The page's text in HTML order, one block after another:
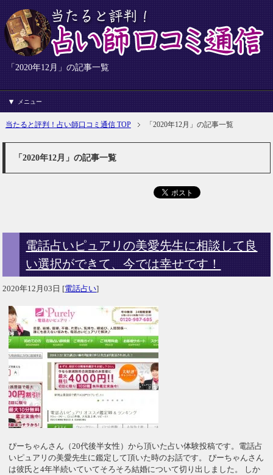
「2020年12月」の記事一覧
メニュー
当たると評判！占い師口コミ通信 TOP 「2020年12月」の記事一覧
「2020年12月」の記事一覧
電話占いピュアリの美愛先生に相談して良
い選択ができて、今では幸せです！
2020年12月03日 [電話占い]
ぴーちゃんさん（20代後半女性）から頂いた占い体験投稿です。電話占
いピュアリの美愛先生に鑑定して頂いた時のお話です。 ぴーちゃんさん
は彼氏と4年半続いていてそろそろ結婚について切り出しました。 しか